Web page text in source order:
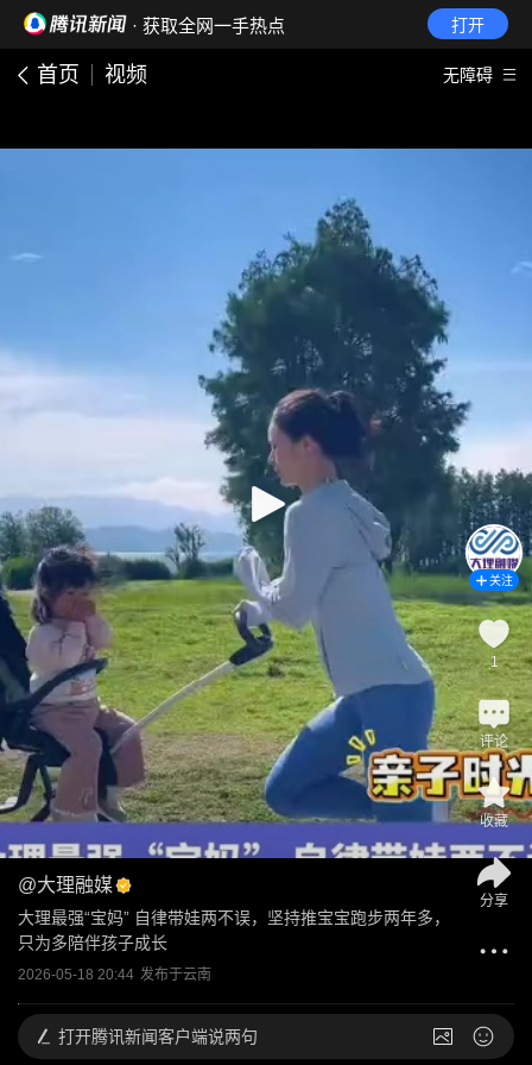
· 获取全网一手热点 打开
首页 视频 无障碍
@大理融媒
大理最强“宝妈” 自律带娃两不误，坚持推宝宝跑步两年多，
只为多陪伴孩子成长
2026-05-18 20:44 发布于云南
关注
1
评论
收藏
分享
打开腾讯新闻客户端说两句